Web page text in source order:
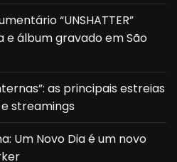
“UNSHATTER”
álbum gravado em São
as principais estreias
streamings
Um Novo Dia é um novo